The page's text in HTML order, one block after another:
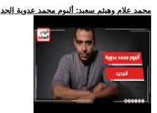
.. محمد علام وهيثم سعيد: ألبوم محمد عدوية